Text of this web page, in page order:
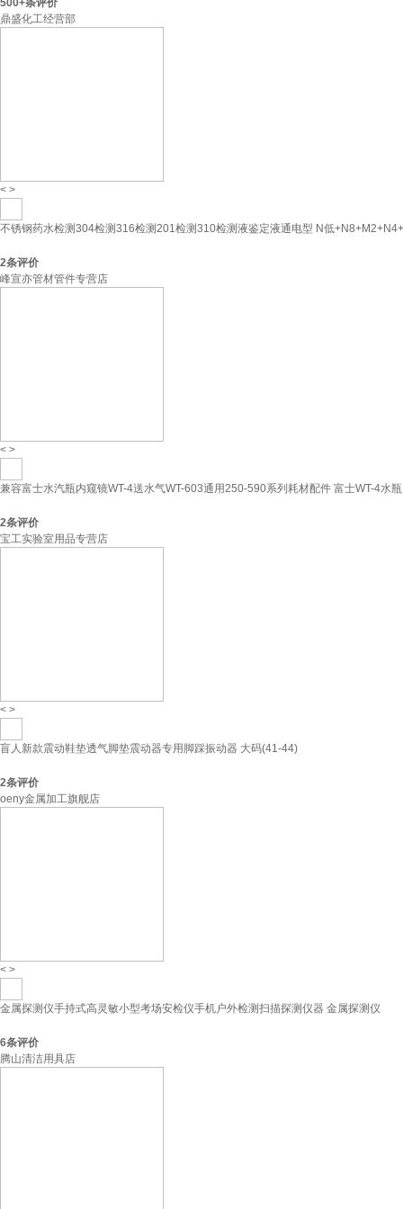
500+条评价
鼎盛化工经营部
< >
不锈钢药水检测304检测316检测201检测310检测液鉴定液通电型 N低
2条评价
峰宣亦管材管件专营店
< >
兼容富士水汽瓶内窥镜WT-4送水气WT-603通用250-590系列耗材配件 富士WT-4水瓶
2条评价
宝工实验室用品专营店
< >
盲人新款震动鞋垫透气脚垫震动器专用脚踩振动器 大码(41-44)
2条评价
oeny金属加工旗舰店
< >
金属探测仪手持式高灵敏小型考场安检仪手机户外检测扫描探测仪器 金属探测仪
6条评价
腾山清洁用具店